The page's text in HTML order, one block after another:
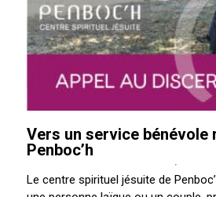
Vers un service bénévole
Penboc’h
Le centre spirituel jésuite de